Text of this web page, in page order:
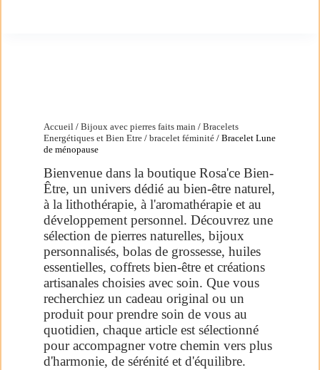
Accueil / Bijoux avec pierres faits main / Bracelets
Energétiques et Bien Etre / bracelet féminité / Bracelet Lune
de ménopause
Bienvenue dans la boutique Rosa'ce Bien-
Être, un univers dédié au bien-être naturel,
à la lithothérapie, à l'aromathérapie et au
développement personnel. Découvrez une
sélection de pierres naturelles, bijoux
personnalisés, bolas de grossesse, huiles
essentielles, coffrets bien-être et créations
artisanales choisies avec soin. Que vous
recherchiez un cadeau original ou un
produit pour prendre soin de vous au
quotidien, chaque article est sélectionné
pour accompagner votre chemin vers plus
d'harmonie, de sérénité et d'équilibre.